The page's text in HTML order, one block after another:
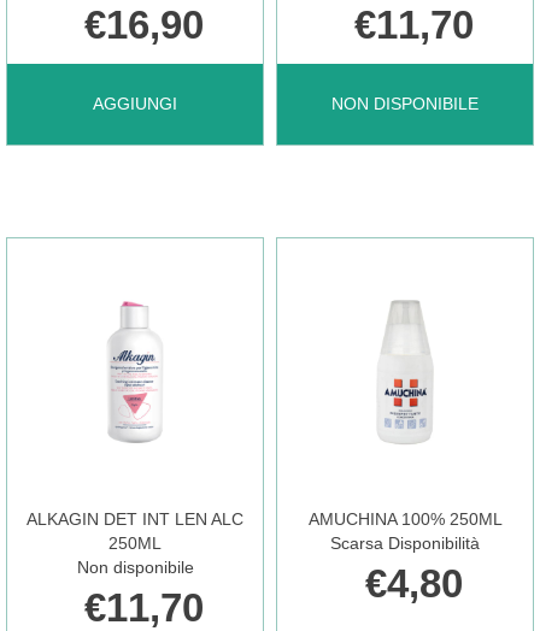
€16,90
AGGIUNGI
AGGIUNGI ALGASIV
€11,70
NON DISPONIBILE
ALKAGIN
250ML NON
DISPONIBILE
ALKAGIN DET INT LEN ALC
250ML
Non disponibile
€11,70
AMUCHINA 100% 250ML
Scarsa Disponibilità
€4,80